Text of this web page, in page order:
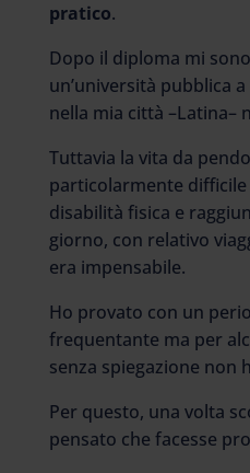
pratico.
Dopo il diploma mi
un’università pubblica
nella mia città –Latina–
Tuttavia la vita da
particolarmente
disabilità fisica e
giorno, con relativo
era impensabile.
Ho provato con un
frequentante ma per
senza spiegazione non
Per questo, una volta
pensato che facesse